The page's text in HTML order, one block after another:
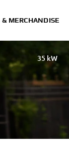
MERCHANDISE
35 kW